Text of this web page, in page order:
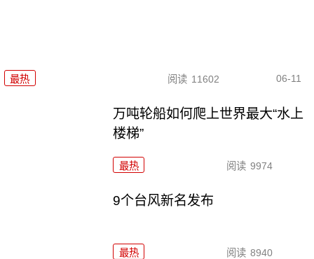
最热 阅读 11602 06-11
万吨轮船如何爬上世界最大“水上
楼梯”
最热 阅读 9974
9个台风新名发布
最热 阅读 8940